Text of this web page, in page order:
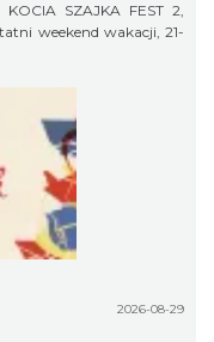
SZAJKA FEST 2,
weekend wakacji, 21-
2026-08-29